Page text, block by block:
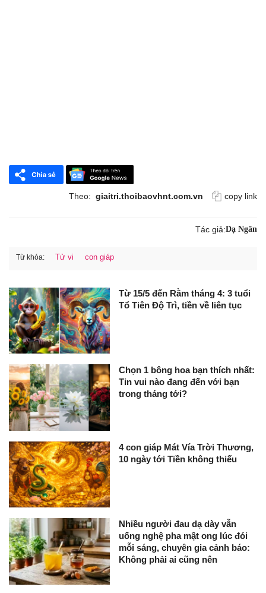
Theo: giaitri.thoibaovhnt.com.vn copy link
Tác giả:Dạ Ngân
Từ khóa: Tử vi con giáp
Từ 15/5 đến Rằm tháng 4: 3 tuổi
Tổ Tiên Độ Trì, tiền về liên tục
Chọn 1 bông hoa bạn thích nhất:
Tin vui nào đang đến với bạn
trong tháng tới?
4 con giáp Mát Vía Trời Thương,
10 ngày tới Tiền không thiếu
Nhiều người đau dạ dày vẫn
uống nghệ pha mật ong lúc đói
mỗi sáng, chuyên gia cảnh báo:
Không phải ai cũng nên